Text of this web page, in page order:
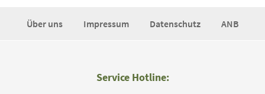
Über uns Impressum Datenschutz ANB
Service Hotline: